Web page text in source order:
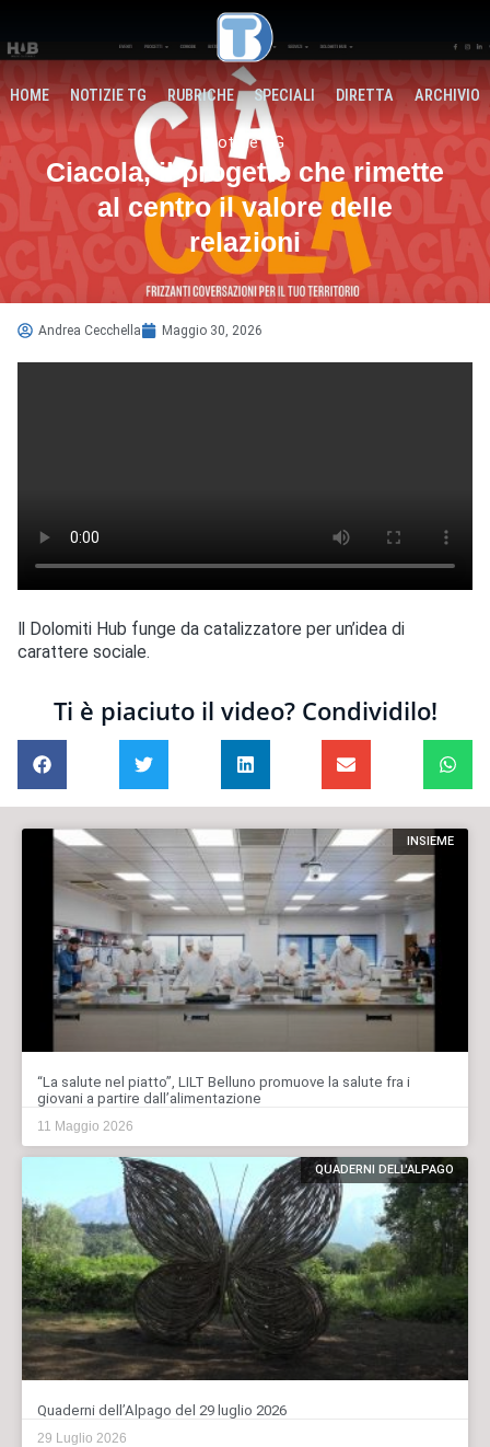
HOME NOTIZIE TG RUBRICHE SPECIALI DIRETTA ARCHIVIO
Notizie TG
Ciacola, il progetto che rimette
al centro il valore delle
relazioni
Andrea Cecchella Maggio 30, 2026
Il Dolomiti Hub funge da catalizzatore per un’idea di
carattere sociale.
Ti è piaciuto il video? Condividilo!
INSIEME
“La salute nel piatto”, LILT Belluno promuove la salute fra i
giovani a partire dall’alimentazione
11 Maggio 2026
QUADERNI DELL'ALPAGO
Quaderni dell’Alpago del 29 luglio 2026
29 Luglio 2026